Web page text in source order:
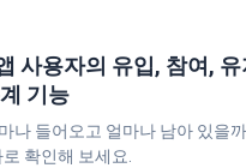
사용자의 유입, 참여,
기능
나 들어오고 얼마나 남아 있을
확인해 보세요.